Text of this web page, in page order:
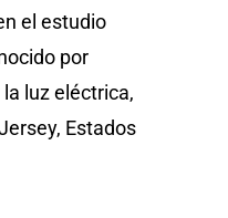
el estudio
por
luz eléctrica,
Estados